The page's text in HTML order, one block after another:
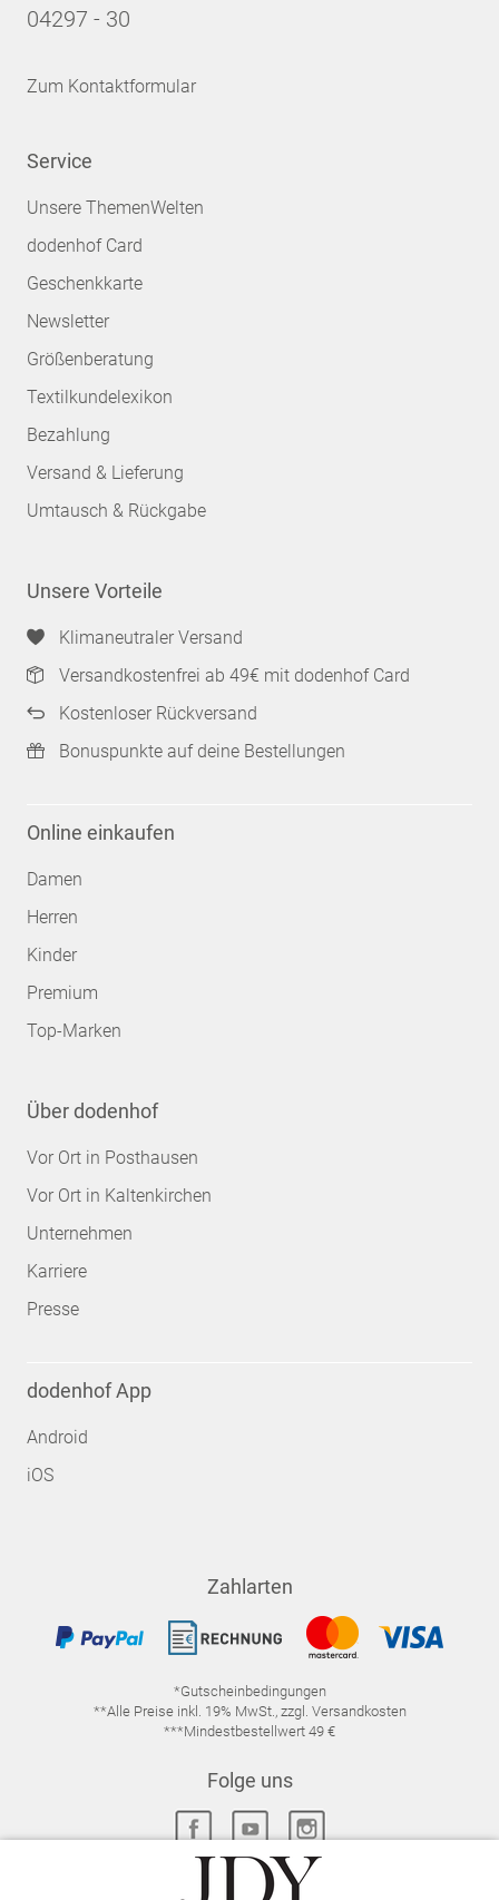
04297 - 30
Zum Kontaktformular
Service
Unsere ThemenWelten
dodenhof Card
Geschenkkarte
Newsletter
Größenberatung
Textilkundelexikon
Bezahlung
Versand & Lieferung
Umtausch & Rückgabe
Unsere Vorteile
Klimaneutraler Versand
Versandkostenfrei ab 49€ mit dodenhof Card
Kostenloser Rückversand
Bonuspunkte auf deine Bestellungen
Online einkaufen
Damen
Herren
Kinder
Premium
Top-Marken
Über dodenhof
Vor Ort in Posthausen
Vor Ort in Kaltenkirchen
Unternehmen
Karriere
Presse
dodenhof App
Android
iOS
Zahlarten
*Gutscheinbedingungen
**Alle Preise inkl. 19% MwSt., zzgl. Versandkosten
***Mindestbestellwert 49 €
Folge uns